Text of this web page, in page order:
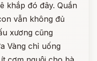
khắp đó đây. Quần
vẫn không đủ
xương cũng
Vàng chỉ uống